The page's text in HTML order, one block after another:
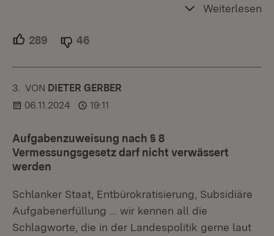
Weiterlesen
289 Unterstützer.
46
3. KOMMENTAR
VON :DIETER GERBER
06.11.2024
19:11
Aufgabenzuweisung nach § 8
Vermessungsgesetz darf nicht verwässert
werden
Schlanker Staat, Entbürokratisierung, Subsidiäre
Aufgabenerfüllung … wir kennen all die
Schlagworte, die in der Landespolitik gerne laut